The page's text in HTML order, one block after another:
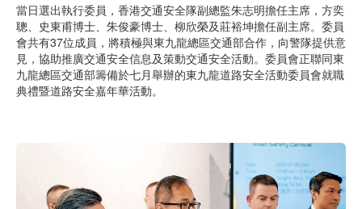
當日選出執行委員，香港交通安全隊副總監朱志明擔任主席，方奕
聰、史東甫博士、朱俊豪博士、柳欣榮及莊裕坤擔任副主席。委員
會共有37位成員，將積極與東九龍總區交通部合作，向警隊提供意
見，協助推廣交通安全信息及策動交通安全活動。委員會正聯同東
九龍總區交通部籌備於七月舉辦的東九龍道路安全活動委員會就職
典禮暨道路安全嘉年華活動。